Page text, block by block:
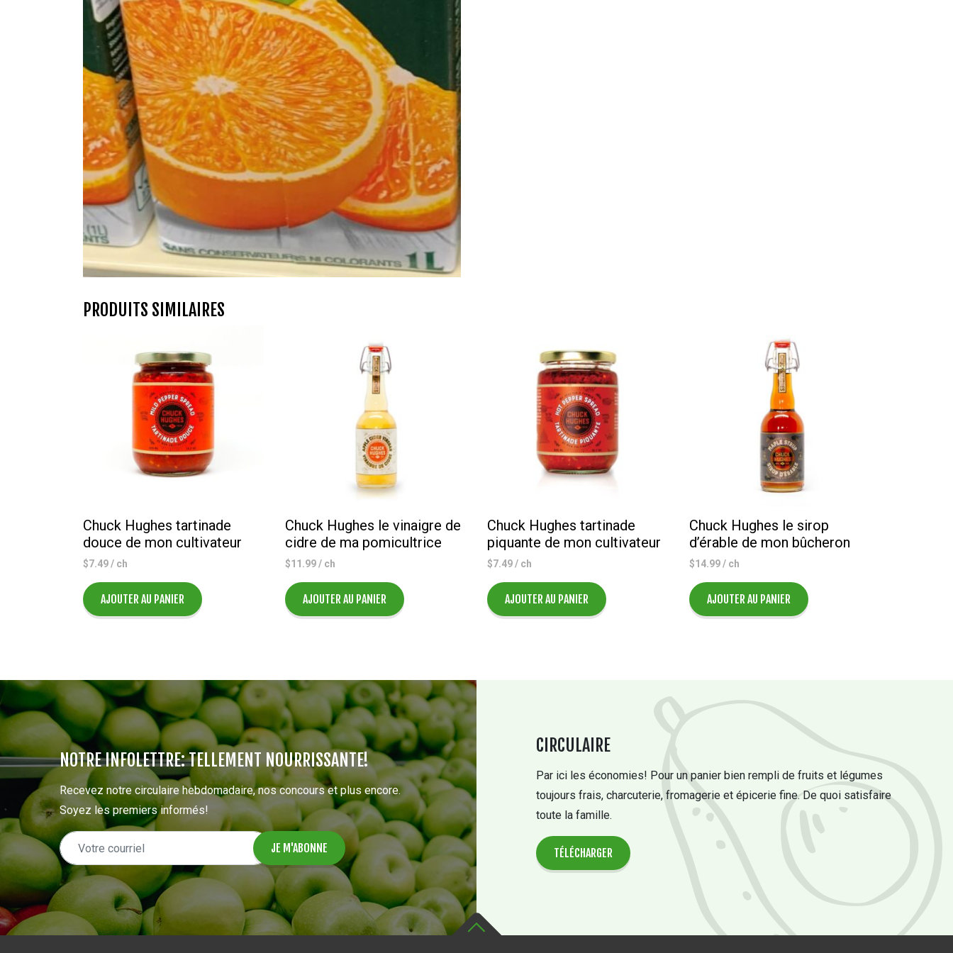
PRODUITS SIMILAIRES
Chuck Hughes tartinade
douce de mon cultivateur
$7.49/ ch
AJOUTER AU PANIER
Chuck Hughes le vinaigre de
cidre de ma pomicultrice
$11.99/ ch
AJOUTER AU PANIER
Chuck Hughes tartinade
piquante de mon cultivateur
$7.49/ ch
AJOUTER AU PANIER
Chuck Hughes le sirop
d’érable de mon bûcheron
$14.99/ ch
AJOUTER AU PANIER
CIRCULAIRE
Par ici les économies! Pour un panier bien rempli de fruits et légumes
toujours frais, charcuterie, fromagerie et épicerie fine. De quoi satisfaire
toute la famille.
TÉLÉCHARGER
NOTRE INFOLETTRE: TELLEMENT NOURRISSANTE!
Recevez notre circulaire hebdomadaire, nos concours et plus encore.
Soyez les premiers informés!